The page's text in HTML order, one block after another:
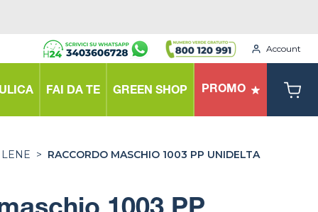
Account
FAI DA TE GREEN SHOP PROMO
> RACCORDO MASCHIO 1003 PP UNIDELTA